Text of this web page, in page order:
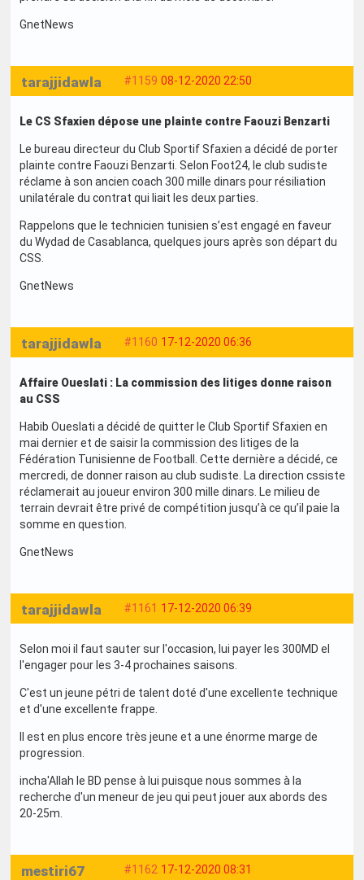
GnetNews
#1159 08-12-2020 22:50
tarajjidawla
Le CS Sfaxien dépose une plainte contre Faouzi Benzarti
Le bureau directeur du Club Sportif Sfaxien a décidé de porter
plainte contre Faouzi Benzarti. Selon Foot24, le club sudiste
réclame à son ancien coach 300 mille dinars pour résiliation
unilatérale du contrat qui liait les deux parties.
Rappelons que le technicien tunisien s’est engagé en faveur
du Wydad de Casablanca, quelques jours après son départ du
CSS.
GnetNews
#1160 17-12-2020 06:36
tarajjidawla
Affaire Oueslati : La commission des litiges donne raison
au CSS
Habib Oueslati a décidé de quitter le Club Sportif Sfaxien en
mai dernier et de saisir la commission des litiges de la
Fédération Tunisienne de Football. Cette dernière a décidé, ce
mercredi, de donner raison au club sudiste. La direction cssiste
réclamerait au joueur environ 300 mille dinars. Le milieu de
terrain devrait être privé de compétition jusqu’à ce qu’il paie la
somme en question.
GnetNews
#1161 17-12-2020 06:39
tarajjidawla
Selon moi il faut sauter sur l'occasion, lui payer les 300MD el
l'engager pour les 3-4 prochaines saisons.
C'est un jeune pétri de talent doté d'une excellente technique
et d'une excellente frappe.
Il est en plus encore très jeune et a une énorme marge de
progression.
incha'Allah le BD pense à lui puisque nous sommes à la
recherche d'un meneur de jeu qui peut jouer aux abords des
20-25m.
#1162 17-12-2020 08:31
mestiri67